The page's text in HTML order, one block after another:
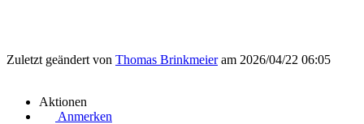
Zuletzt geändert von Thomas Brinkmeieram 2026/04/22 06:05
Aktionen
Anmerken